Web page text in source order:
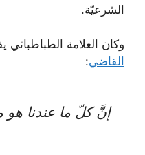
الشرعيّة.
وكان العلامة
القاضي:
إنَّ كلّ ما عندنا